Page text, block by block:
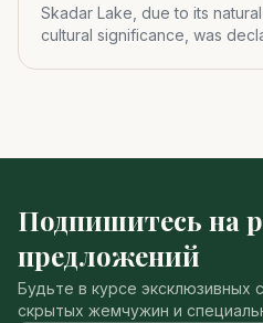
Skadar Lake, due to its
cultural significance, was
Подпишитесь на
предложений
Будьте в курсе эксклюзивных
скрытых жемчужин и